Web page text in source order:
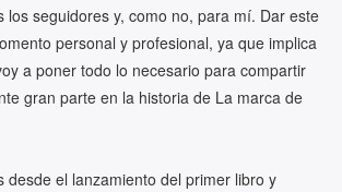
los seguidores y, como no, para mí. Dar este
personal y profesional, ya que implica
a poner todo lo necesario para compartir
gran parte en la historia de La marca de
desde el lanzamiento del primer libro y